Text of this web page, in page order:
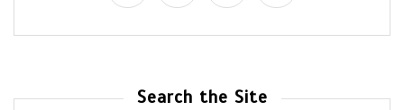
Search the Site